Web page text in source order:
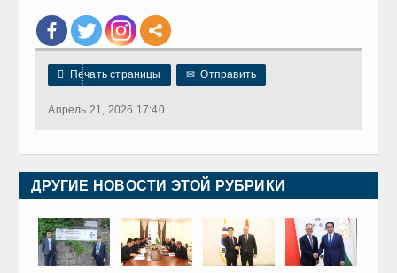
 Печать страницы ✉ Отправить
Апрель 21, 2026 17:40
ДРУГИЕ НОВОСТИ ЭТОЙ РУБРИКИ